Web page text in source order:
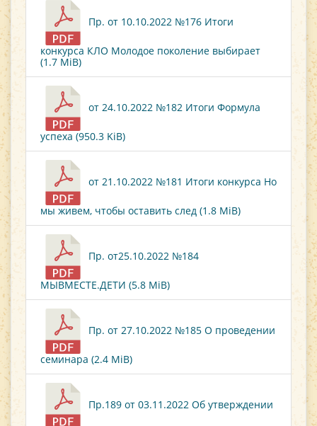
Пр. от 10.10.2022 №176 Итоги
конкурса КЛО Молодое поколение выбирает
(1.7 MiB)
от 24.10.2022 №182 Итоги Формула
успеха (950.3 KiB)
от 21.10.2022 №181 Итоги конкурса Но
мы живем, чтобы оставить след (1.8 MiB)
Пр. от25.10.2022 №184
МЫВМЕСТЕ.ДЕТИ (5.8 MiB)
Пр. от 27.10.2022 №185 О проведении
семинара (2.4 MiB)
Пр.189 от 03.11.2022 Об утверждении